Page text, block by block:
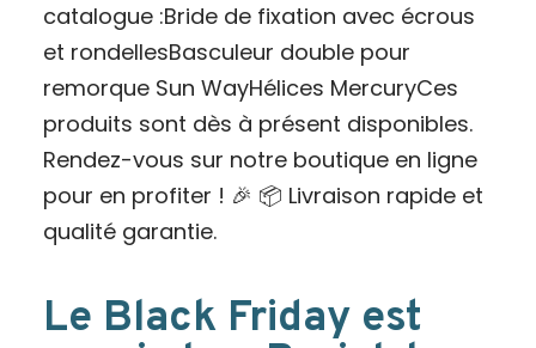
catalogue :Bride de fixation avec écrous
et rondellesBasculeur double pour
remorque Sun WayHélices MercuryCes
produits sont dès à présent disponibles.
Rendez-vous sur notre boutique en ligne
pour en profiter ! 🎉 📦 Livraison rapide et
qualité garantie.
Le Black Friday est